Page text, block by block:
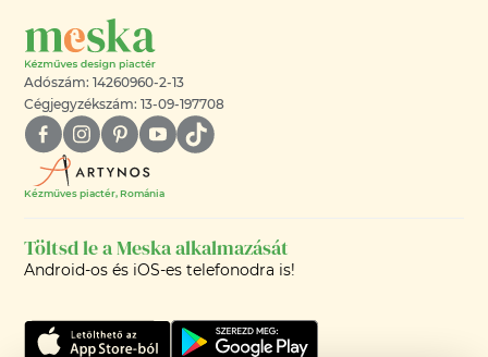
Adószám: 14260960-2-13
Cégjegyzékszám: 13-09-197708
Kézműves piactér, Románia
Töltsd le a Meska alkalmazását
Android-os és iOS-es telefonodra is!